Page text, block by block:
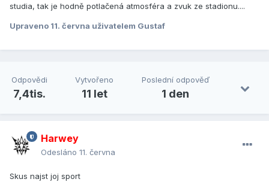
studia, tak je hodně potlačená atmosféra a zvuk ze stadionu....
Upraveno 11. června uživatelem Gustaf
Odpovědi
7,4tis.
Vytvořeno
11 let
Poslední odpověď
1 den
Harwey
Odesláno 11. června
Skus najst joj sport